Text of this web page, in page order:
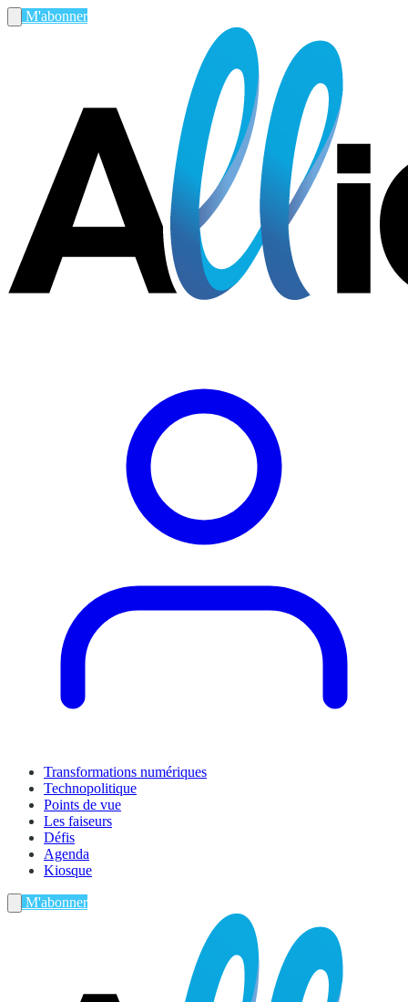
M'abonner
Transformations numériques
Technopolitique
Points de vue
Les faiseurs
Défis
Agenda
Kiosque
M'abonner